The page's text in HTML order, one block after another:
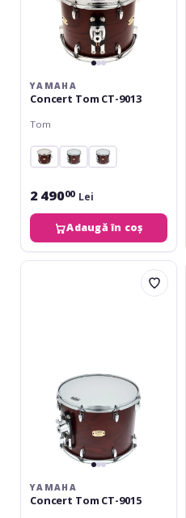
YAMAHA
Concert Tom CT-9013
Tom
2 49000 Lei
Adaugă în coș
Yamaha
YAMAHA
Concert Tom CT-9015